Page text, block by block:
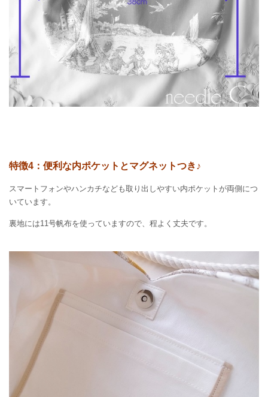
特徴4：便利な内ポケットとマグネットつき♪
スマートフォンやハンカチなども取り出しやすい内ポケットが両側につ
いています。
裏地には11号帆布を使っていますので、程よく丈夫です。